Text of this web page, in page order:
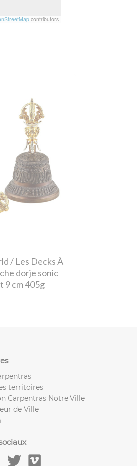
contributors
/ Les Decks À
dorje sonic
9 cm 405g
territoires
Carpentras Notre Ville
de Ville